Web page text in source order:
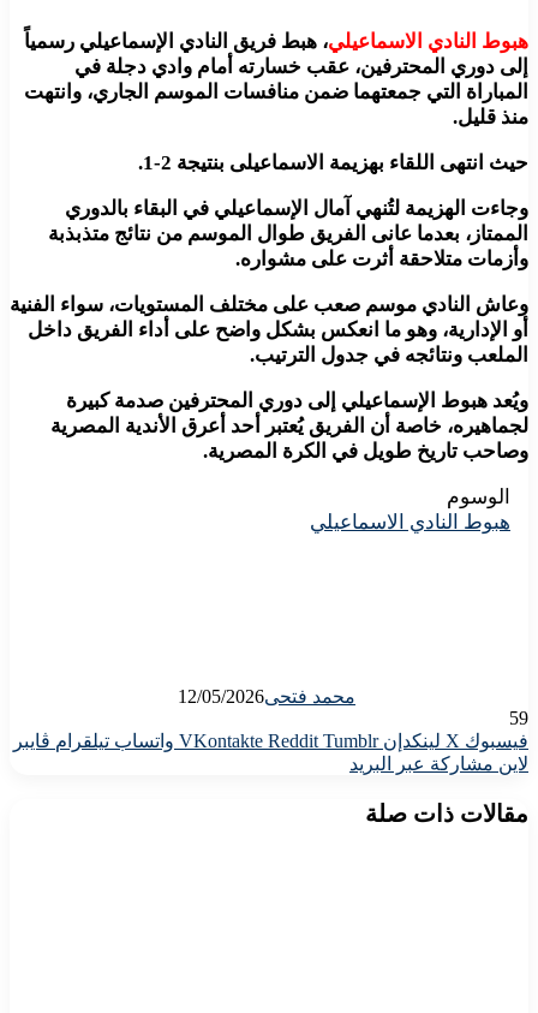
هبوط النادي الاسماعيلي، هبط فريق النادي الإسماعيلي رسمياً
إلى دوري المحترفين، عقب خسارته أمام وادي دجلة في
المباراة التي جمعتهما ضمن منافسات الموسم الجاري، وانتهت
منذ قليل.
حيث انتهى اللقاء بهزيمة الاسماعيلى بنتيجة 2-1.
وجاءت الهزيمة لتُنهي آمال الإسماعيلي في البقاء بالدوري
الممتاز، بعدما عانى الفريق طوال الموسم من نتائج متذبذبة
وأزمات متلاحقة أثرت على مشواره.
وعاش النادي موسم صعب على مختلف المستويات، سواء الفنية
أو الإدارية، وهو ما انعكس بشكل واضح على أداء الفريق داخل
الملعب ونتائجه في جدول الترتيب.
ويُعد هبوط الإسماعيلي إلى دوري المحترفين صدمة كبيرة
لجماهيره، خاصة أن الفريق يُعتبر أحد أعرق الأندية المصرية
وصاحب تاريخ طويل في الكرة المصرية.
الوسوم
هبوط النادي الاسماعيلي
محمد فتحى12/05/2026
59
فيسبوك X لينكدإن واتساب تيلقرام ڤايبر
لاين مشاركة عبر البريد
مقالات ذات صلة